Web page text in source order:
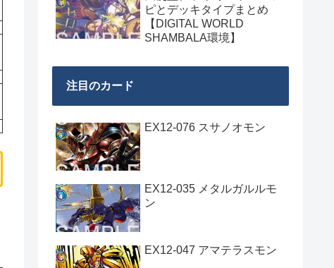
ピとデッキタイプまとめ
【DIGITAL WORLD
SHAMBALA環境】
注目のカード
EX12-076 スサノオモン
EX12-035 メタルガルルモ
ン
EX12-047 アマテラスモン